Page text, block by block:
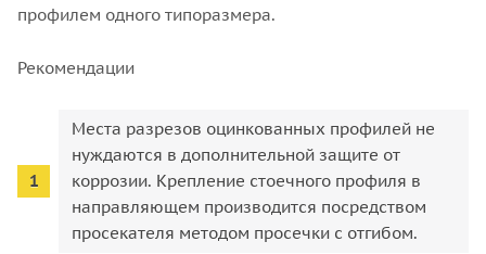
профилем одного типоразмера.
Рекомендации
Места разрезов оцинкованных профилей не
нуждаются в дополнительной защите от
коррозии. Крепление стоечного профиля в
направляющем производится посредством
просекателя методом просечки с отгибом.